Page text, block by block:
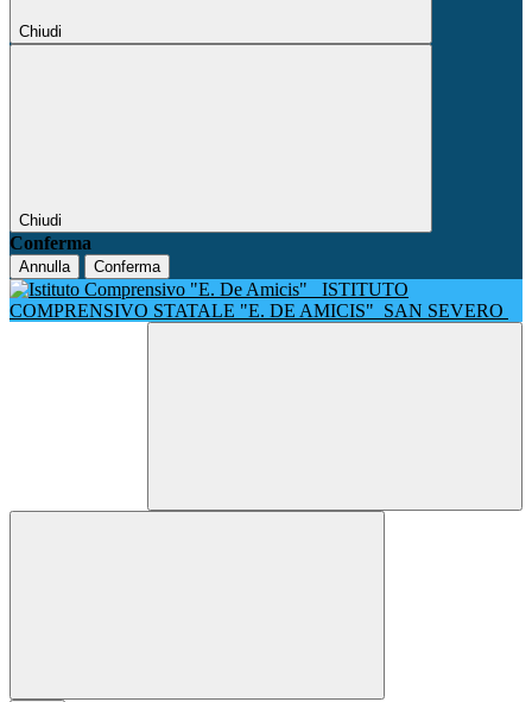
Chiudi
Chiudi
Conferma
Annulla Conferma
ISTITUTO
COMPRENSIVO STATALE "E. DE AMICIS" SAN SEVERO